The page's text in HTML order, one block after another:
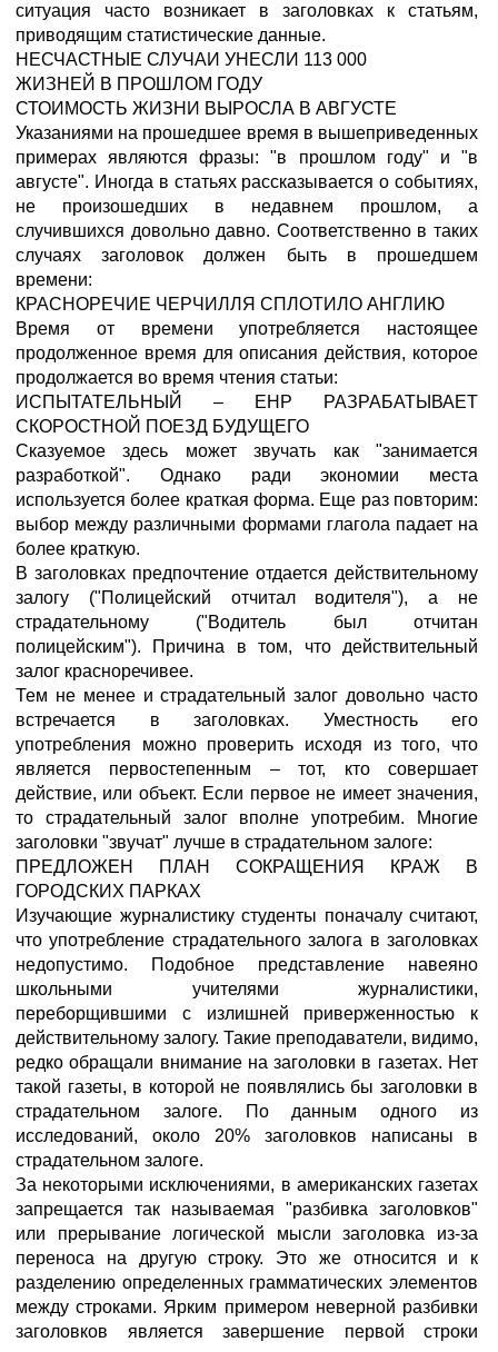
ситуация часто возникает в заголовках к статьям,
приводящим статистические данные.
НЕСЧАСТНЫЕ СЛУЧАИ УНЕСЛИ 113 000
ЖИЗНЕЙ В ПРОШЛОМ ГОДУ
СТОИМОСТЬ ЖИЗНИ ВЫРОСЛА В АВГУСТЕ
Указаниями на прошедшее время в вышеприведенных
примерах являются фразы: "в прошлом году" и "в
августе". Иногда в статьях рассказывается о событиях,
не произошедших в недавнем прошлом, а
случившихся довольно давно. Соответственно в таких
случаях заголовок должен быть в прошедшем
времени:
КРАСНОРЕЧИЕ ЧЕРЧИЛЛЯ СПЛОТИЛО АНГЛИЮ
Время от времени употребляется настоящее
продолженное время для описания действия, которое
продолжается во время чтения статьи:
ИСПЫТАТЕЛЬНЫЙ – ЕНР РАЗРАБАТЫВАЕТ
СКОРОСТНОЙ ПОЕЗД БУДУЩЕГО
Сказуемое здесь может звучать как "занимается
разработкой". Однако ради экономии места
используется более краткая форма. Еще раз повторим:
выбор между различными формами глагола падает на
более краткую.
В заголовках предпочтение отдается действительному
залогу ("Полицейский отчитал водителя"), а не
страдательному ("Водитель был отчитан
полицейским"). Причина в том, что действительный
залог красноречивее.
Тем не менее и страдательный залог довольно часто
встречается в заголовках. Уместность его
употребления можно проверить исходя из того, что
является первостепенным – тот, кто совершает
действие, или объект. Если первое не имеет значения,
то страдательный залог вполне употребим. Многие
заголовки "звучат" лучше в страдательном залоге:
ПРЕДЛОЖЕН ПЛАН СОКРАЩЕНИЯ КРАЖ В
ГОРОДСКИХ ПАРКАХ
Изучающие журналистику студенты поначалу считают,
что употребление страдательного залога в заголовках
недопустимо. Подобное представление навеяно
школьными учителями журналистики,
переборщившими с излишней приверженностью к
действительному залогу. Такие преподаватели, видимо,
редко обращали внимание на заголовки в газетах. Нет
такой газеты, в которой не появлялись бы заголовки в
страдательном залоге. По данным одного из
исследований, около 20% заголовков написаны в
страдательном залоге.
За некоторыми исключениями, в американских газетах
запрещается так называемая "разбивка заголовков"
или прерывание логической мысли заголовка из-за
переноса на другую строку. Это же относится и к
разделению определенных грамматических элементов
между строками. Ярким примером неверной разбивки
заголовков является завершение первой строки